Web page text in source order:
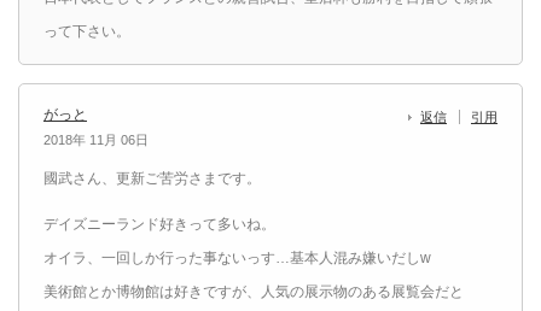
って下さい。
がっと
2018年 11月 06日
返信 引用
國武さん、更新ご苦労さまです。
デイズニーランド好きって多いね。
オイラ、一回しか行った事ないっす…基本人混み嫌いだしw
美術館とか博物館は好きですが、人気の展示物のある展覧会だと